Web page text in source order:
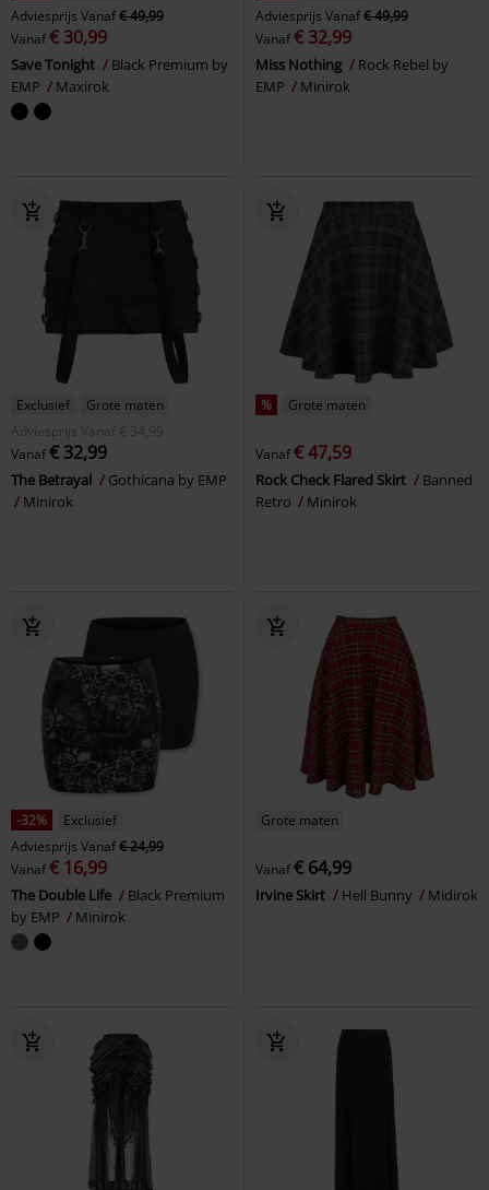
Adviesprijs Vanaf€ 49,99
Vanaf€ 30,99
Save Tonight
Black Premium by
EMP
Maxirok
Adviesprijs Vanaf€ 49,99
Vanaf€ 32,99
Miss Nothing
Rock Rebel by
EMP
Minirok
Exclusief
Grote maten
Adviesprijs
Vanaf € 34,99
Vanaf€ 32,99
The Betrayal
Gothicana by EMP
Minirok
% Grote maten
Vanaf€ 47,59
Rock Check Flared Skirt
Banned
Retro
Minirok
-32%
Exclusief
Adviesprijs Vanaf€ 24,99
Vanaf€ 16,99
The Double Life
Black Premium
by EMP
Minirok
Grote maten
Vanaf€ 64,99
Irvine Skirt Hell Bunny Midirok